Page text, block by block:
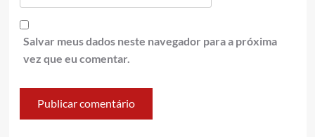
Salvar meus dados neste navegador para a próxima
vez que eu comentar.